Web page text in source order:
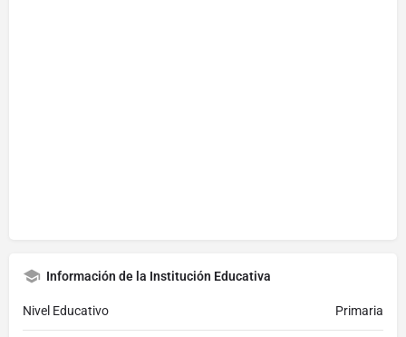
Información de la Institución Educativa
Nivel Educativo Primaria